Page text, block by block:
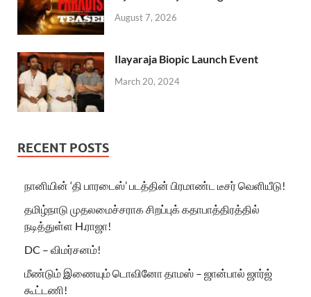
August 7, 2026
Ilayaraja Biopic Launch Event
March 20, 2024
RECENT POSTS
நானியின் ‘தி பாரடைஸ்’ படத்தின் பிரமாண்ட டீசர் வெளியீடு!
தமிழ்நாடு முதலமைச்சராக சிறப்புக் கதாபாத்திரத்தில்
நடித்துள்ள H.ராஜா!
DC – விமர்சனம்!
மீண்டும் இணையும் டொவினோ தாமஸ் – ஜான்பால் ஜார்ஜ்
கூட்டணி!